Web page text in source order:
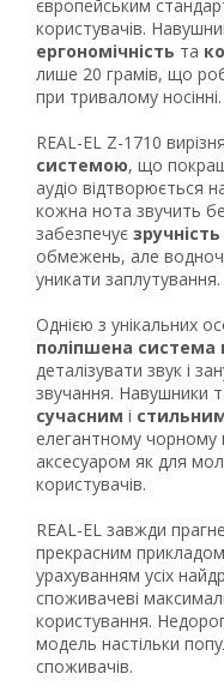
19
європейським
користувачів.
ергономічність та
лише 20 грамів, що
при тривалому носінні.
REAL-EL Z-1710
системою, що
аудіо відтворюється
кожна нота звучить
забезпечує зручність
обмежень, але
уникати заплутування.
Однією з унікальних
поліпшена система
деталізувати звук і
звучання. Навушники
сучасним і
елегантному чорному
аксесуаром як для
користувачів.
REAL-EL завжди
прекрасним
урахуванням усіх
споживачеві
користування.
модель настільки
споживачів.